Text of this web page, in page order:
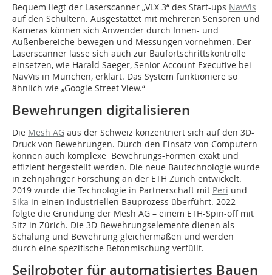
Bequem liegt der Laserscanner „VLX 3“ des Start-ups NavVis
auf den Schultern. Ausgestattet mit mehreren Sensoren und
Kameras können sich Anwender durch Innen- und
Außenbereiche bewegen und Messungen vornehmen. Der
Laserscanner lasse sich auch zur Baufortschrittskontrolle
einsetzen, wie Harald Saeger, Senior Account Executive bei
NavVis in München, erklärt. Das System funktioniere so
ähnlich wie „Google Street View.“
Bewehrungen digitalisieren
Die Mesh AG aus der Schweiz konzentriert sich auf den 3D-
Druck von Bewehrungen. Durch den Einsatz von Computern
können auch komplexe Bewehrungs-Formen exakt und
effizient hergestellt werden. Die neue Bautechnologie wurde
in zehnjähriger Forschung an der ETH Zürich entwickelt.
2019 wurde die Technologie in Partnerschaft mit Peri und
Sika in einen industriellen Bauprozess überführt. 2022
folgte die Gründung der Mesh AG – einem ETH-Spin-off mit
Sitz in Zürich. Die 3D-Bewehrungselemente dienen als
Schalung und Bewehrung gleichermaßen und werden
durch eine spezifische Betonmischung verfüllt.
Seilroboter für automatisiertes Bauen